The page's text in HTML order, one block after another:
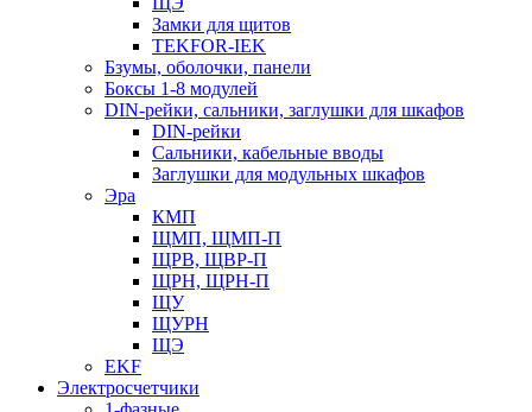
Замки для щитов
TEKFOR-IEK
Бзумы, оболочки, панели
Боксы 1-8 модулей
DIN-рейки, сальники, заглушки для шкафов
DIN-рейки
Сальники, кабельные вводы
Заглушки для модульных шкафов
Эра
КМП
ЩМП, ЩМП-П
ЩРВ, ЩВР-П
ЩРН, ЩРН-П
ЩУ
ЩУРН
ЩЭ
EKF
Электросчетчики